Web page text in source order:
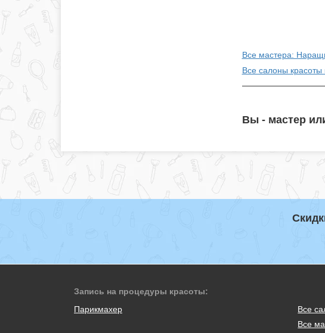
Все мастера:
Все салоны красоты
Вы - мастер
Запись на процедуры красоты:
Парикмахер
Все
Все